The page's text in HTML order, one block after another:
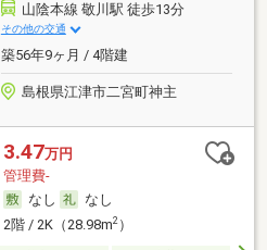
山陰本線 敬川駅 徒歩13分
その他の交通
築56年9ヶ月 / 4階建
島根県江津市二宮町神主
3.47万円
管理費-
なし
なし
2階 / 2K（28.98m2）